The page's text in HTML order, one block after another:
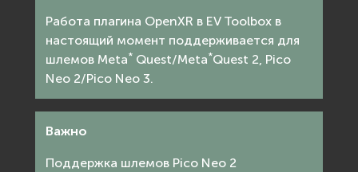
Работа плагина OpenXR в EV Toolbox в
настоящий момент поддерживается для
шлемов Meta* Quest/Meta*Quest 2, Pico
Neo 2/Pico Neo 3.
Важно
Поддержка шлемов Pico Neo 2